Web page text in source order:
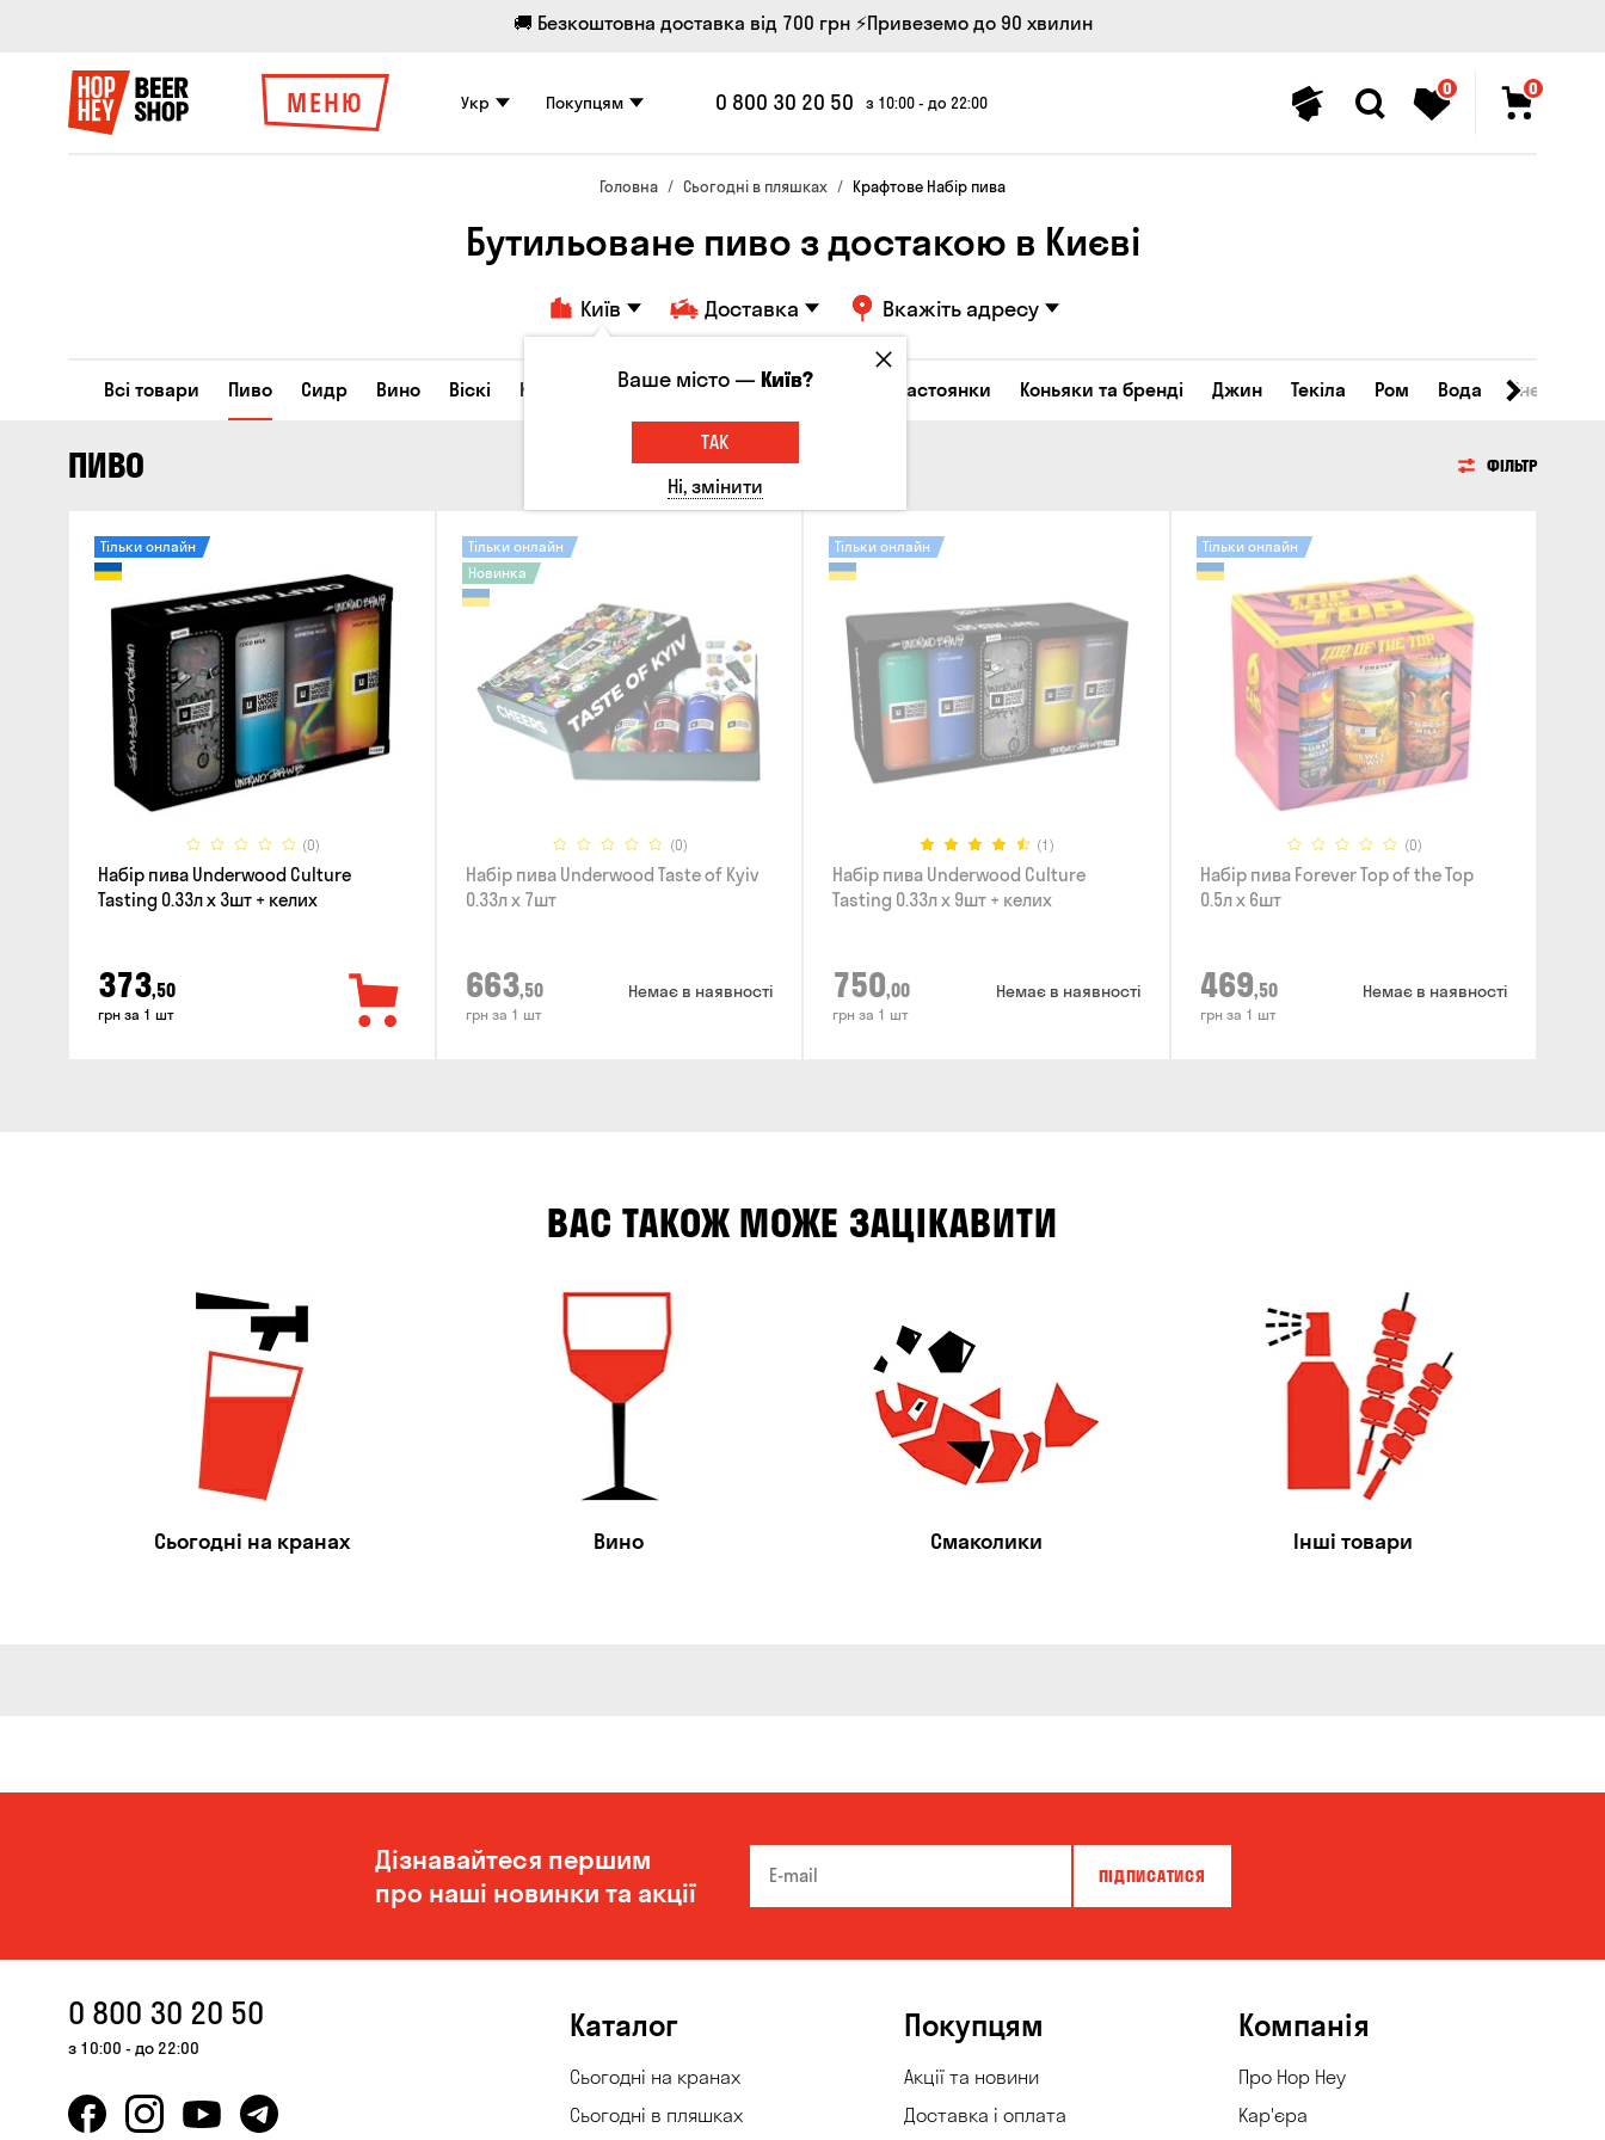
🚚 Безкоштовна доставка від 700 грн ⚡Привеземо до 90 хвилин
МЕНЮ Укр Покупцям 0 800 30 20 50 з 10:00 - до 22:00
0 0
Головна Сьогодні в пляшках Крафтове Набір пива
Бутильоване пиво з достакою в Києві
Київ Доставка Вкажіть адресу
Всі товари Пиво Сидр Вино Віскі Коктейлі Горілка Соджу Лікери та настоянки Коньяки та бренді Джин Текіла Ром Вода
ПИВО ФІЛЬТР
(0)
Тільки онлайн
Набір пива Underwood Culture
Tasting 0.33л x 3шт + келих
373,50
грн за 1 шт
(0)
Тільки онлайн
Новинка
Набір пива Underwood Taste of Kyiv
0.33л x 7шт
663,50
грн за 1 шт
Немає в наявності
(1)
Тільки онлайн
Набір пива Underwood Culture
Tasting 0.33л x 9шт + келих
750,00
грн за 1 шт
Немає в наявності
(0)
Тільки онлайн
Набір пива Forever Top of the Top
0.5л x 6шт
469,50
грн за 1 шт
Немає в наявності
ВАС ТАКОЖ МОЖЕ ЗАЦІКАВИТИ
Сьогодні на кранах Вино Смаколики Інші товари
Дізнавайтеся першим
про наші новинки та акції
ПІДПИСАТИСЯ
0 800 30 20 50
з 10:00 - до 22:00
Каталог
Сьогодні на кранах
Сьогодні в пляшках
Покупцям
Акції та новини
Доставка і оплата
Компанія
Про Hop Hey
Кар'єра
Ваше місто —Київ?
ТАК
Ні, змінити